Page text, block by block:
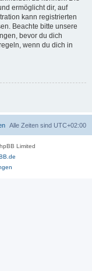
ermöglicht dir, auf
kann registrierten
Beachte bitte unsere
bevor du dich
wenn du dich in
Alle Zeiten sind UTC+02:00
Limited